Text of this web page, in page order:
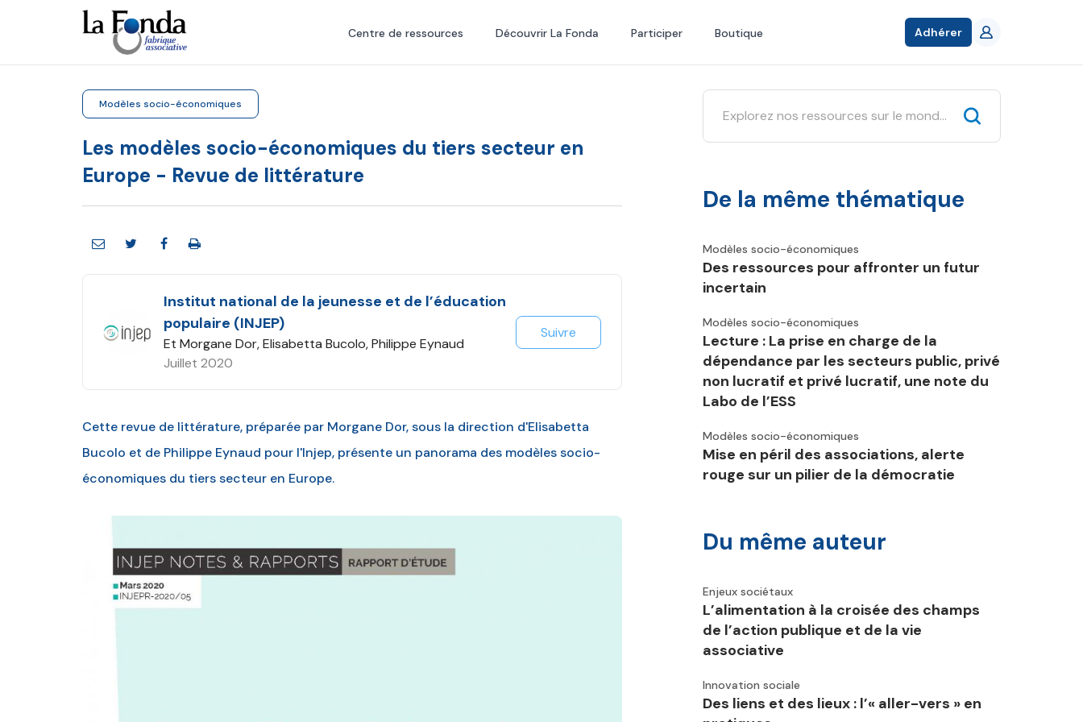
principal
Centre de ressources Découvrir La Fonda Participer Boutique Adhérer
Modèles socio-économiques
Les modèles socio-économiques du tiers secteur en
Europe - Revue de littérature
Institut national de la jeunesse et de l’éducation
populaire (INJEP)
Et Morgane Dor, Elisabetta Bucolo, Philippe Eynaud
Juillet 2020
Suivre
Cette revue de littérature, préparée par Morgane Dor, sous la direction d'Elisabetta
Bucolo et de Philippe Eynaud pour l'Injep, présente un panorama des modèles socio-
économiques du tiers secteur en Europe.
De la même thématique
Modèles socio-économiques
Des ressources pour affronter un futur
incertain
Modèles socio-économiques
Lecture : La prise en charge de la
dépendance par les secteurs public, privé
non lucratif et privé lucratif, une note du
Labo de l’ESS
Modèles socio-économiques
Mise en péril des associations, alerte
rouge sur un pilier de la démocratie
Du même auteur
Enjeux sociétaux
L’alimentation à la croisée des champs
de l’action publique et de la vie
associative
Innovation sociale
Des liens et des lieux : l’« aller-vers » en